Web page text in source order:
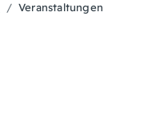
Veranstaltungen